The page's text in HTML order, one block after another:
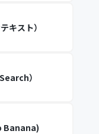
キスト）
）
Banana)